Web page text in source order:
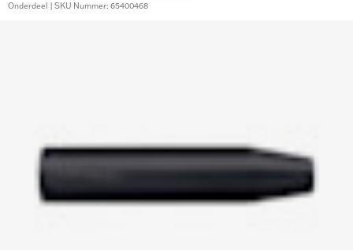
Onderdeel | SKU Nummer: 65400468